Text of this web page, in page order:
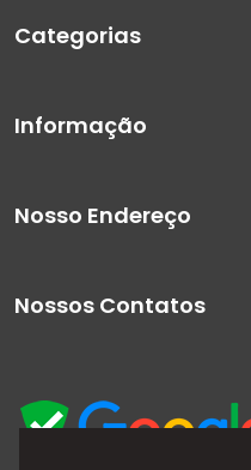
Categorias
Informação
Nosso Endereço
Nossos Contatos